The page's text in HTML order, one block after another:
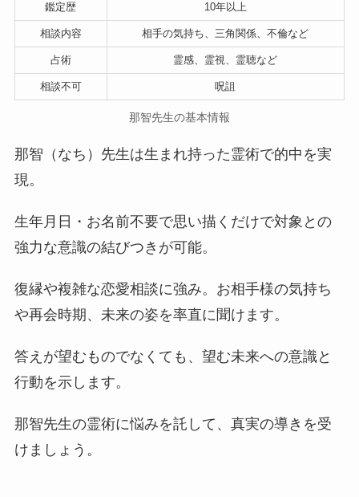
鑑定歴 10年以上
相談内容 相手の気持ち、三角関係、不倫など
占術 霊感、霊視、霊聴など
相談不可 呪詛
那智先生の基本情報
那智（なち）先生は生まれ持った霊術で的中を実
現。
生年月日・お名前不要で思い描くだけで対象との
強力な意識の結びつきが可能。
復縁や複雑な恋愛相談に強み。お相手様の気持ち
や再会時期、未来の姿を率直に聞けます。
答えが望むものでなくても、望む未来への意識と
行動を示します。
那智先生の霊術に悩みを託して、真実の導きを受
けましょう。